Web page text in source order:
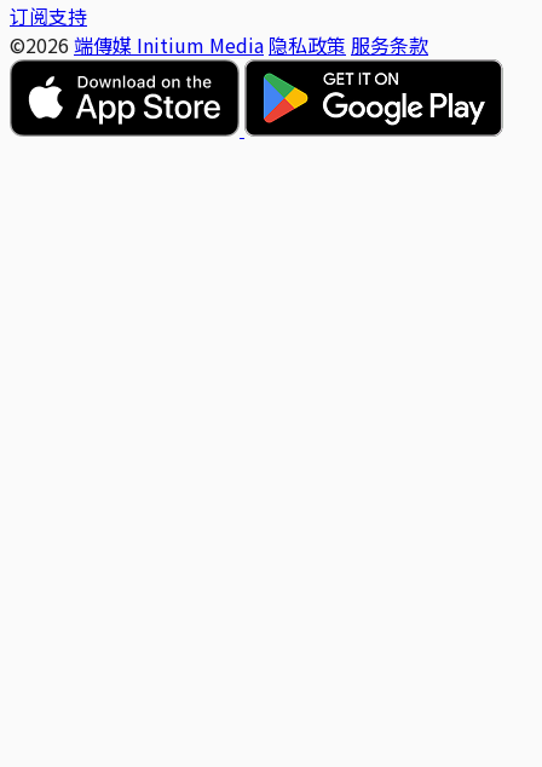
订阅支持
©2026 端傳媒 Initium Media 隐私政策 服务条款